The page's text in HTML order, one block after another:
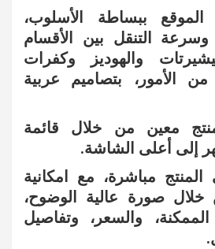
ببساطة الأسلوب،
وسرعة التنقل بين الأقسام
والهوديز وكفرات
من الأمور، بتصاميم عربية
معين من خلال قائمة
إلى أعلى الشاشة.
مباشرة، مع امكانية
خلال صورة عالية الوضوح،
الممكنة، والسعر، وتفاصيل